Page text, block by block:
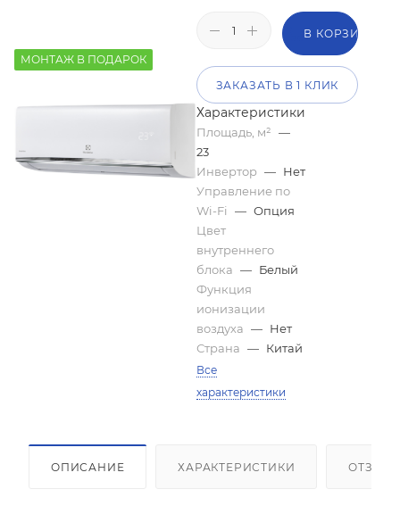
МОНТАЖ В ПОДАРОК
В КОРЗИНУ
ЗАКАЗАТЬ В 1 КЛИК
Характеристики
Площадь, м² —
23
Инвертор — Нет
Управление по
Wi-Fi
— Опция
Цвет
внутреннего
блока — Белый
Функция
ионизации
воздуха — Нет
Страна — Китай
Все
характеристики
ОПИСАНИЕ ХАРАКТЕРИСТИКИ